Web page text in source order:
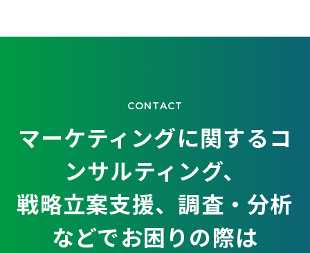
CONTACT
マーケティングに関するコ
ンサルティング、
戦略立案支援、調査・分析
などでお困りの際は